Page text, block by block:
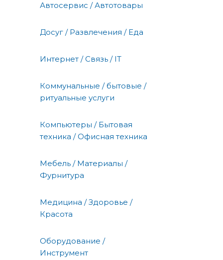
Автосервис / Автотовары
Досуг / Развлечения / Еда
Интернет / Связь / IT
Коммунальные / бытовые /
ритуальные услуги
Компьютеры / Бытовая
техника / Офисная техника
Мебель / Материалы /
Фурнитура
Медицина / Здоровье /
Красота
Оборудование /
Инструмент